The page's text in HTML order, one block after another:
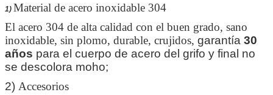
1) Material de acero inoxidable 304
El acero 304 de alta calidad con el buen grado, sano
inoxidable, sin plomo, durable, crujidos, garantía 30
años para el cuerpo de acero del grifo y final no
se descolora moho;
2) Accesorios